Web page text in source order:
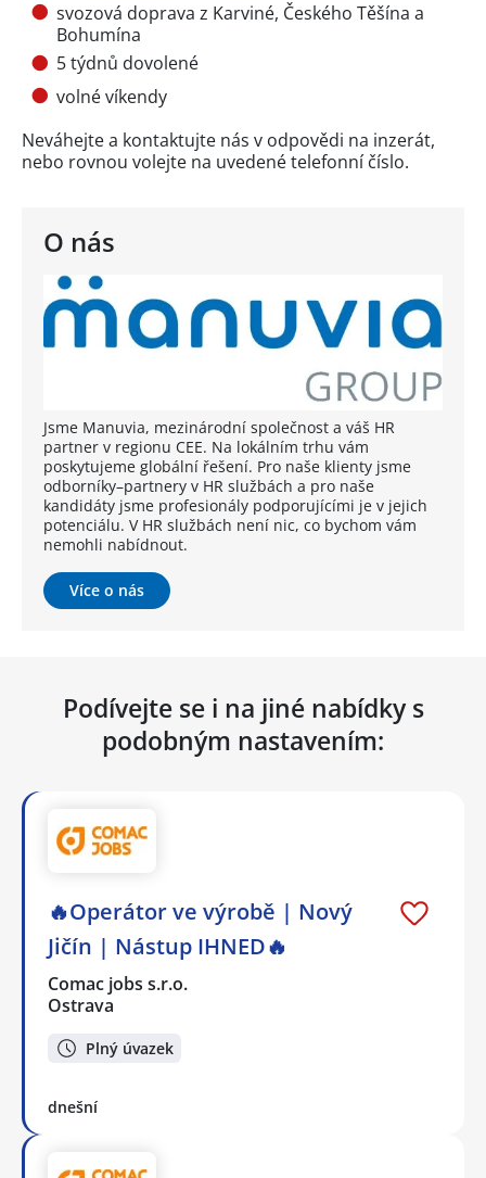
O nás
Jsme Manuvia, mezinárodní společnost a váš HR
partner v regionu CEE. Na lokálním trhu vám
poskytujeme globální řešení. Pro naše klienty jsme
odborníky–partnery v HR službách a pro naše
kandidáty jsme profesionály podporujícími je v jejich
potenciálu. V HR službách není nic, co bychom vám
nemohli nabídnout.
Více o nás
svozová doprava z Karviné, Českého Těšína a
Bohumína
5 týdnů dovolené
volné víkendy
Neváhejte a kontaktujte nás v odpovědi na inzerát,
nebo rovnou volejte na uvedené telefonní číslo.
Podívejte se i na jiné nabídky s
podobným nastavením:
🔥Operátor ve výrobě | Nový
Jičín | Nástup IHNED🔥
Comac jobs s.r.o.
Ostrava
Plný úvazek
dnešní